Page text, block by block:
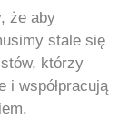
że aby
stale się
którzy
i współpracują